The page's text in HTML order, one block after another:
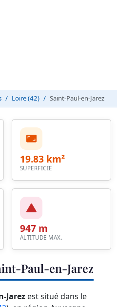
Loire (42) Saint-Paul-en-Jarez
19.83 km²
SUPERFICIE
947 m
ALTITUDE MAX.
Paul-en-Jarez
Jarez est situé dans le